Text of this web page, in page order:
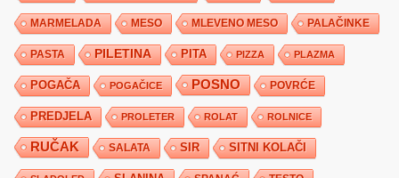
MARMELADA MESO MLEVENO MESO PALAČINKE
PASTA PILETINA PITA PIZZA PLAZMA
POGAČA POGAČICE POSNO POVRĆE
PREDJELA PROLETER ROLAT ROLNICE
RUČAK SALATA SIR SITNI KOLAČI